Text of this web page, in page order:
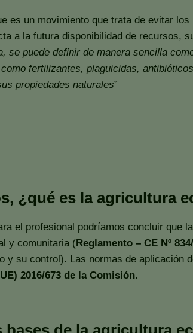
es un movimiento que trata de evitar
a la futura disponibilidad de recursos,
se puede definir de manera sencilla
fertilizantes, plaguicidas,
propiedades naturales”
¿qué es la agricultura
el profesional podríamos concluir que
y comunitaria ( Reglamento – CE Nº
y su control). Las normas de aplicación
2016/673 de la Comisión.